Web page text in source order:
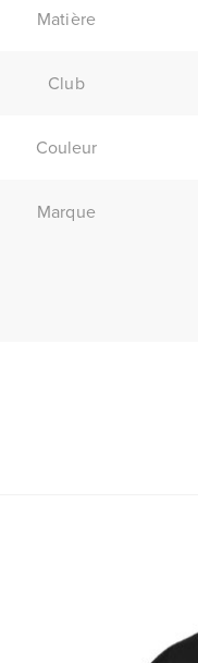
Matière
Club
Couleur
Marque